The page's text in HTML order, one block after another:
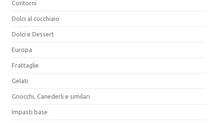
Contorni
Dolci al cucchiaio
Dolci e Dessert
Europa
Frattaglie
Gelati
Gnocchi, Canederli e similari
Impasti base